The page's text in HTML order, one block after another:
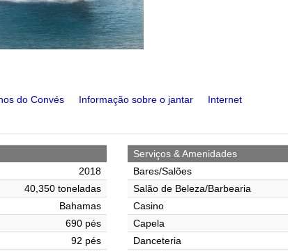
do Convés Informação sobre o jantar Internet
2018
40,350 toneladas
Bahamas
690 pés
92 pés
Serviços & Amenidades
Bares/Salões
Salão de Beleza/Barbearia
Casino
Capela
Danceteria